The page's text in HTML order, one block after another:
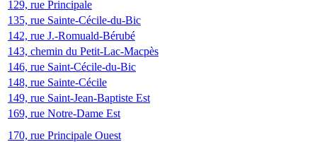
129, rue Principale
135, rue Sainte-Cécile-du-Bic
142, rue J.-Romuald-Bérubé
143, chemin du Petit-Lac-Macpès
146, rue Saint-Cécile-du-Bic
148, rue Sainte-Cécile
149, rue Saint-Jean-Baptiste Est
169, rue Notre-Dame Est
170, rue Principale Ouest